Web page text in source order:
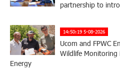
partnership to
14:50:19 5-08-2026
Ucom and FPWC
Wildlife Monitoring
Energy